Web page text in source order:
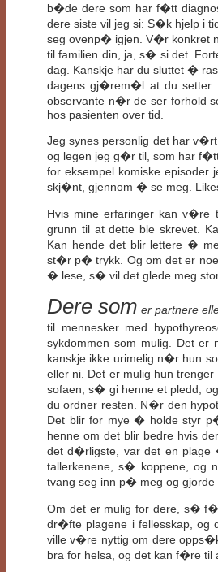
b�de dere som har f�tt
dere siste vil jeg si: S�k hjelp i
seg ovenp� igjen. V�r konkret
til familien din, ja, s� si det.
dag. Kanskje har du sluttet �
dagens gj�rem�l at du setter
observante n�r de ser forhold
hos pasienten over tid.
Jeg synes personlig det har
og legen jeg g�r til, som har
for eksempel komiske
skj�nt, gjennom � se meg.
Hvis mine erfaringer kan v�re
grunn til at dette ble skrevet.
Kan hende det blir lettere �
st�r p� trykk. Og om det er
� lese, s� vil det glede meg
Dere som er partnere
til mennesker med
sykdommen som mulig. Det
kanskje ikke urimelig n�r hun
eller ni. Det er mulig hun
sofaen, s� gi henne et pledd,
du ordner resten. N�r den
Det blir for mye � holde styr
henne om det blir bedre hvis
det d�rligste, var det en
tallerkenene, s� koppene, og
tvang seg inn p� meg og gjorde
Om det er mulig for dere, s�
dr�fte plagene i fellesskap,
ville v�re nyttig om dere
bra for helsa, og det kan f�re